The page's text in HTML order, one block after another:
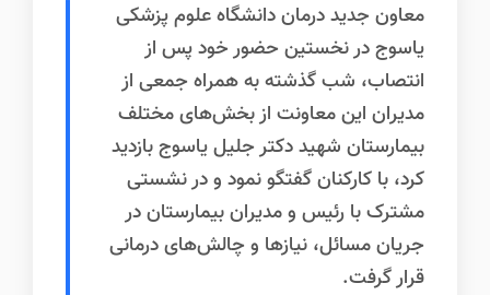
معاون جدید درمان دانشگاه علوم پزشکی
یاسوج در نخستین حضور خود پس از
انتصاب، شب گذشته به همراه جمعی از
مدیران این معاونت از بخش‌های مختلف
بیمارستان شهید دکتر جلیل یاسوج بازدید
کرد، با کارکنان گفتگو نمود و در نشستی
مشترک با رئیس و مدیران بیمارستان در
جریان مسائل، نیازها و چالش‌های درمانی
قرار گرفت.